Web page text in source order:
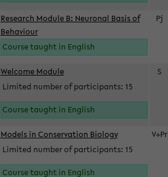
Research Module B: Neuronal Basis of
Behaviour
Course taught in English
Pj
Welcome Module
Limited number of participants: 15
Course taught in English
S
Models in Conservation Biology
Limited number of participants: 15
Course taught in English
V+Pr